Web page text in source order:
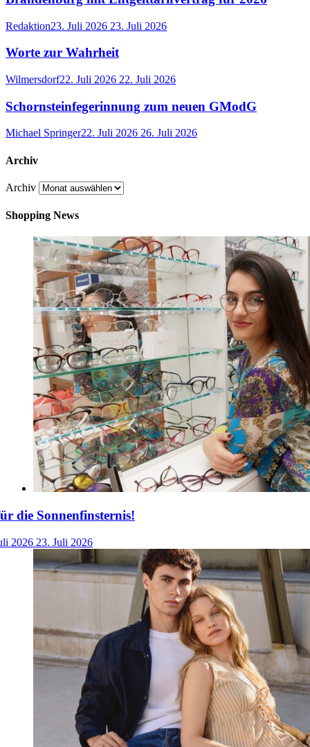
Redaktion23. Juli 2026 23. Juli 2026
Worte zur Wahrheit
Wilmersdorf22. Juli 2026 22. Juli 2026
Schornsteinfegerinnung zum neuen GModG
Michael Springer22. Juli 2026 26. Juli 2026
Archiv
Archiv
Shopping News
die Sonnenfinsternis!
2026 23. Juli 2026